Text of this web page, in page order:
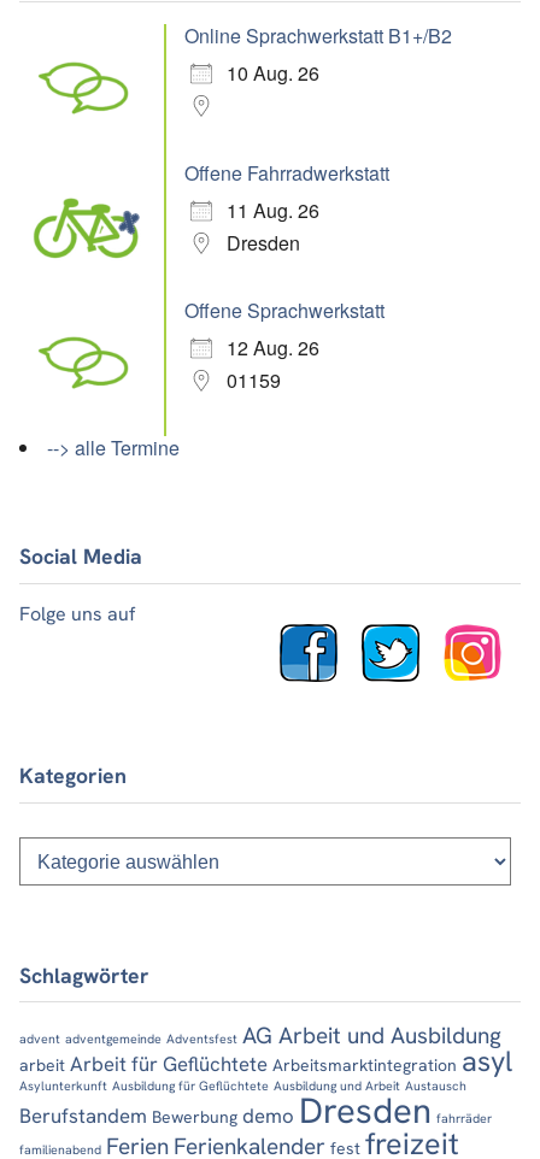
Online Sprachwerkstatt B1+/B2
10 Aug. 26
Offene Fahrradwerkstatt
11 Aug. 26
Dresden
Offene Sprachwerkstatt
12 Aug. 26
01159
--> alle Termine
Social Media
Folge uns auf
Kategorien
Kategorien
Schlagwörter
advent adventgemeinde Adventsfest AG Arbeit und Ausbildung
arbeit Arbeit für Geflüchtete Arbeitsmarktintegration asyl
Asylunterkunft Ausbildung für Geflüchtete Ausbildung und Arbeit Austausch
Berufstandem Bewerbung demo Dresden fahrräder
familienabend Ferien Ferienkalender fest freizeit